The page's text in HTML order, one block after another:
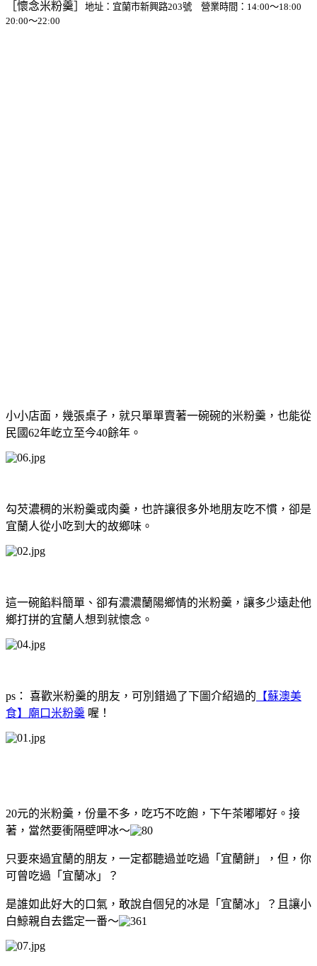
［懷念米粉羹］ 地址：宜蘭市新興路203號 營業時間：14:00～18:00
20:00～22:00
小小店面，幾張桌子，就只單單賣著一碗碗的米粉羹，也能從
民國62年屹立至今40餘年。
勾芡濃稠的米粉羹或肉羹，也許讓很多外地朋友吃不慣，卻是
宜蘭人從小吃到大的故鄉味。
這一碗餡料簡單、卻有濃濃蘭陽鄉情的米粉羹，讓多少遠赴他
鄉打拼的宜蘭人想到就懷念。
ps： 喜歡米粉羹的朋友，可別錯過了下圖介紹過的 【蘇澳美
食】廟口米粉羹 喔！
20元的米粉羹，份量不多，吃巧不吃飽，下午茶嘟嘟好。接
著，當然要衝隔壁呷冰～
只要來過宜蘭的朋友，一定都聽過並吃過「宜蘭餅」，但，你
可曾吃過「宜蘭冰」？
是誰如此好大的口氣，敢說自個兒的冰是「宜蘭冰」？且讓小
白鯨親自去鑑定一番～